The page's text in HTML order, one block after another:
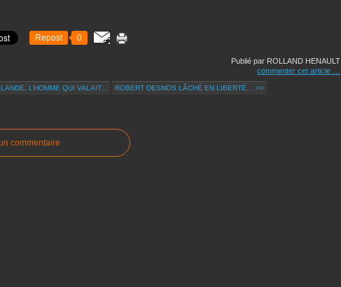
Repost 0
Publié par ROLLAND HENAULT
commenter cet article
L’HOMME QUI VALAIT... ROBERT DESNOS LÂCHÉ EN LIBERTÉ… >>
commentaire